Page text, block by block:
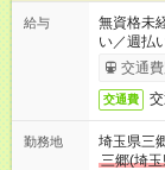
給与
無資格未
い／週払
完了次第
交通
交通費
勤務地
埼玉県三
三郷(埼